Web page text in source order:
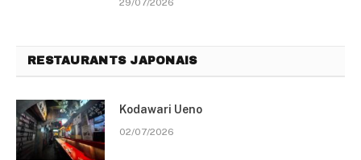
29/07/2026
RESTAURANTS JAPONAIS
Kodawari Ueno
02/07/2026